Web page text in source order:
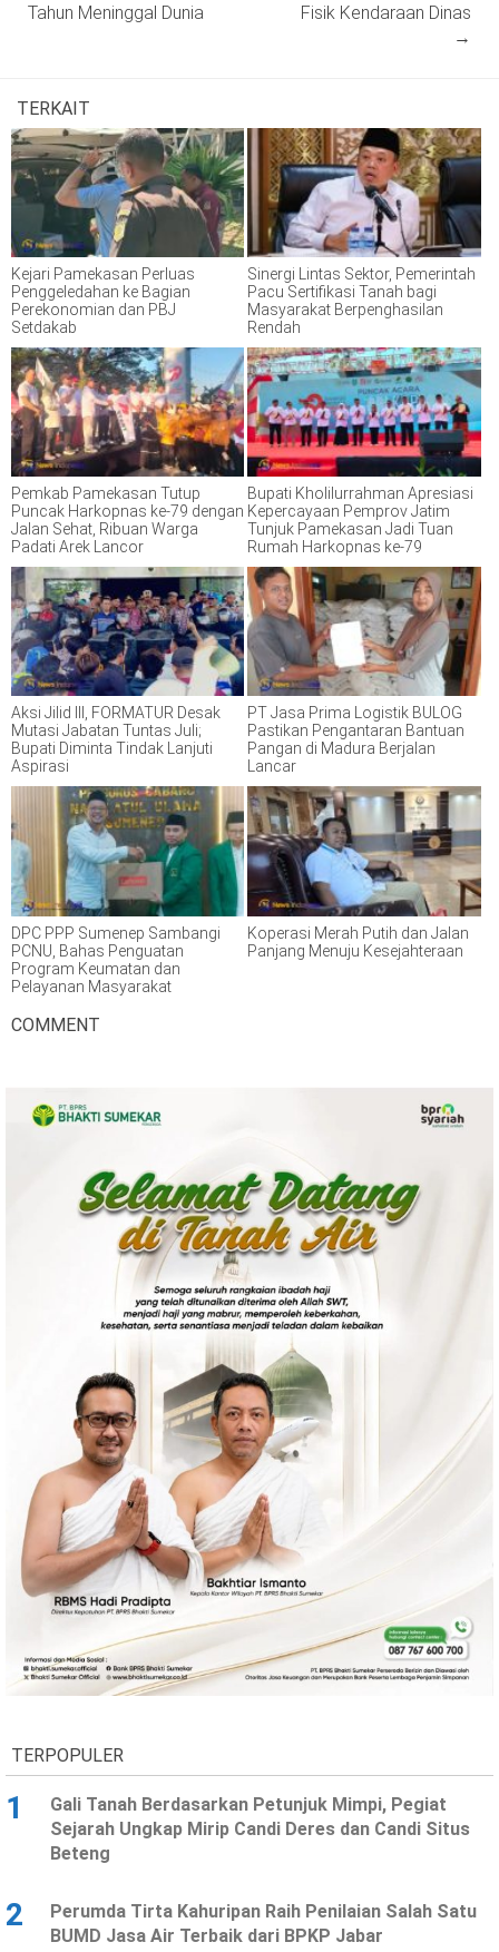
Tahun Meninggal Dunia
Fisik Kendaraan Dinas
→
TERKAIT
Kejari Pamekasan Perluas
Penggeledahan ke Bagian
Perekonomian dan PBJ
Setdakab
Sinergi Lintas Sektor, Pemerintah
Pacu Sertifikasi Tanah bagi
Masyarakat Berpenghasilan
Rendah
Pemkab Pamekasan Tutup
Puncak Harkopnas ke-79 dengan
Jalan Sehat, Ribuan Warga
Padati Arek Lancor
Bupati Kholilurrahman Apresiasi
Kepercayaan Pemprov Jatim
Tunjuk Pamekasan Jadi Tuan
Rumah Harkopnas ke-79
Aksi Jilid III, FORMATUR Desak
Mutasi Jabatan Tuntas Juli;
Bupati Diminta Tindak Lanjuti
Aspirasi
PT Jasa Prima Logistik BULOG
Pastikan Pengantaran Bantuan
Pangan di Madura Berjalan
Lancar
DPC PPP Sumenep Sambangi
PCNU, Bahas Penguatan
Program Keumatan dan
Pelayanan Masyarakat
Koperasi Merah Putih dan Jalan
Panjang Menuju Kesejahteraan
COMMENT
TERPOPULER
1
Gali Tanah Berdasarkan Petunjuk Mimpi, Pegiat
Sejarah Ungkap Mirip Candi Deres dan Candi Situs
Beteng
2
Perumda Tirta Kahuripan Raih Penilaian Salah Satu
BUMD Jasa Air Terbaik dari BPKP Jabar